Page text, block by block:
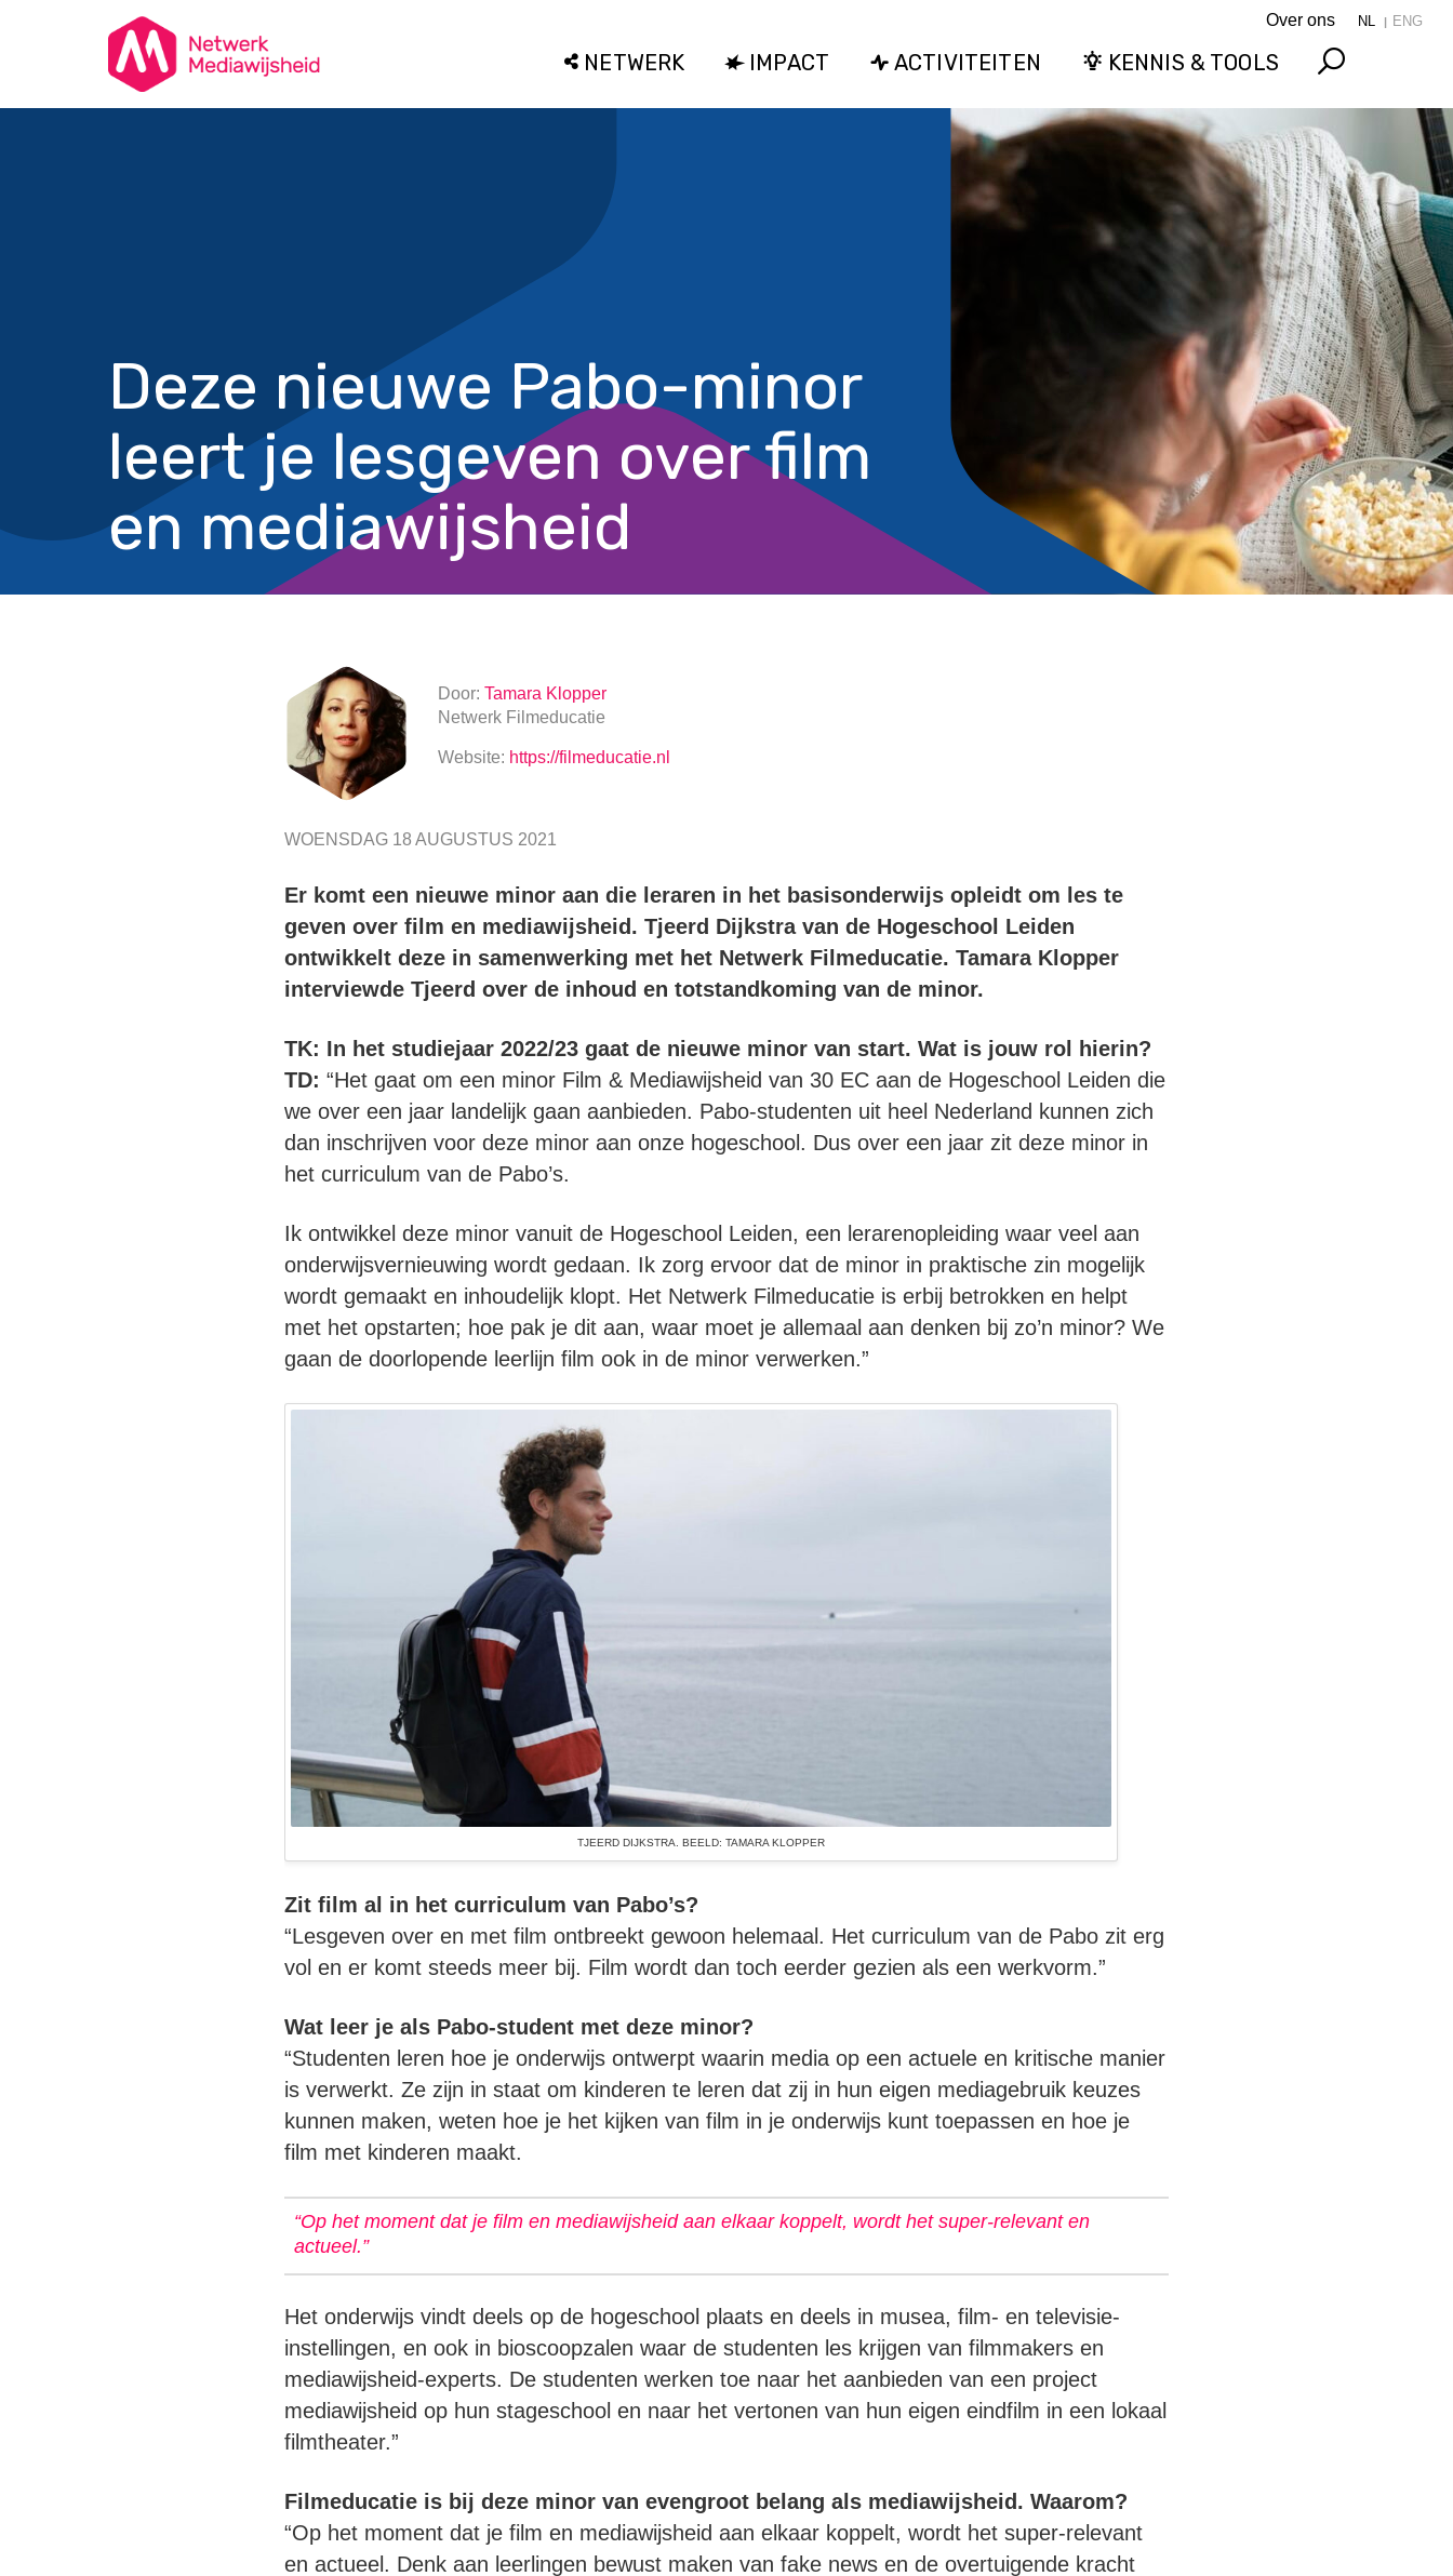
Over ons NL ENG
NETWERK IMPACT ACTIVITEITEN KENNIS & TOOLS
Search
Deze nieuwe Pabo-minor
leert je lesgeven over film
en mediawijsheid
Door: Tamara Klopper
Netwerk Filmeducatie
Website: https://filmeducatie.nl
WOENSDAG 18 AUGUSTUS 2021
Er komt een nieuwe minor aan die leraren in het basisonderwijs opleidt om les te
geven over film en mediawijsheid. Tjeerd Dijkstra van de Hogeschool Leiden
ontwikkelt deze in samenwerking met het Netwerk Filmeducatie. Tamara Klopper
interviewde Tjeerd over de inhoud en totstandkoming van de minor.
TK: In het studiejaar 2022/23 gaat de nieuwe minor van start. Wat is jouw rol hierin?
TD: “Het gaat om een minor Film & Mediawijsheid van 30 EC aan de Hogeschool Leiden die
we over een jaar landelijk gaan aanbieden. Pabo-studenten uit heel Nederland kunnen zich
dan inschrijven voor deze minor aan onze hogeschool. Dus over een jaar zit deze minor in
het curriculum van de Pabo’s.
Ik ontwikkel deze minor vanuit de Hogeschool Leiden, een lerarenopleiding waar veel aan
onderwijsvernieuwing wordt gedaan. Ik zorg ervoor dat de minor in praktische zin mogelijk
wordt gemaakt en inhoudelijk klopt. Het Netwerk Filmeducatie is erbij betrokken en helpt
met het opstarten; hoe pak je dit aan, waar moet je allemaal aan denken bij zo’n minor? We
gaan de doorlopende leerlijn film ook in de minor verwerken.”
TJEERD DIJKSTRA. BEELD: TAMARA KLOPPER
Zit film al in het curriculum van Pabo’s?
“Lesgeven over en met film ontbreekt gewoon helemaal. Het curriculum van de Pabo zit erg
vol en er komt steeds meer bij. Film wordt dan toch eerder gezien als een werkvorm.”
Wat leer je als Pabo-student met deze minor?
“Studenten leren hoe je onderwijs ontwerpt waarin media op een actuele en kritische manier
is verwerkt. Ze zijn in staat om kinderen te leren dat zij in hun eigen mediagebruik keuzes
kunnen maken, weten hoe je het kijken van film in je onderwijs kunt toepassen en hoe je
film met kinderen maakt.
“Op het moment dat je film en mediawijsheid aan elkaar koppelt, wordt het super-relevant en
actueel.”
Het onderwijs vindt deels op de hogeschool plaats en deels in musea, film- en televisie-
instellingen, en ook in bioscoopzalen waar de studenten les krijgen van filmmakers en
mediawijsheid-experts. De studenten werken toe naar het aanbieden van een project
mediawijsheid op hun stageschool en naar het vertonen van hun eigen eindfilm in een lokaal
filmtheater.”
Filmeducatie is bij deze minor van evengroot belang als mediawijsheid. Waarom?
“Op het moment dat je film en mediawijsheid aan elkaar koppelt, wordt het super-relevant
en actueel. Denk aan leerlingen bewust maken van fake news en de overtuigende kracht